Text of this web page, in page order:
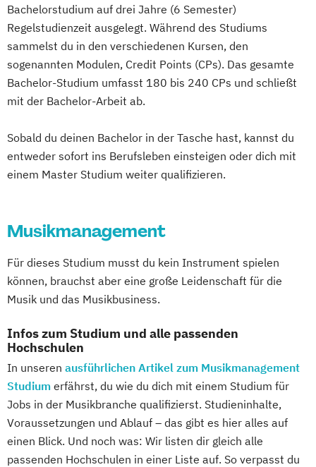
Bachelorstudium auf drei Jahre (6 Semester)
Regelstudienzeit ausgelegt. Während des Studiums
sammelst du in den verschiedenen Kursen, den
sogenannten Modulen, Credit Points (CPs). Das gesamte
Bachelor-Studium umfasst 180 bis 240 CPs und schließt
mit der Bachelor-Arbeit ab.
Sobald du deinen Bachelor in der Tasche hast, kannst du
entweder sofort ins Berufsleben einsteigen oder dich mit
einem Master Studium weiter qualifizieren.
Musikmanagement
Für dieses Studium musst du kein Instrument spielen
können, brauchst aber eine große Leidenschaft für die
Musik und das Musikbusiness.
Infos zum Studium und alle passenden
Hochschulen
In unseren ausführlichen Artikel zum Musikmanagement
Studium erfährst, du wie du dich mit einem Studium für
Jobs in der Musikbranche qualifizierst. Studieninhalte,
Voraussetzungen und Ablauf – das gibt es hier alles auf
einen Blick. Und noch was: Wir listen dir gleich alle
passenden Hochschulen in einer Liste auf. So verpasst du